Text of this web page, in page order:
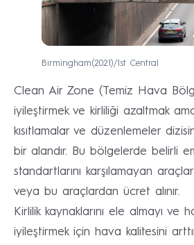
Birmingham(2021)/1st Central
Clean Air Zone (Temiz Hava
iyileştirmek ve kirliliği azaltmak
kısıtlamalar ve düzenlemeler
bir alandır. Bu bölgelerde belirli
standartlarını karşılamayan
veya bu araçlardan ücret alınır.
Kirlilik kaynaklarını ele almayı ve
iyileştirmek için hava kalitesini